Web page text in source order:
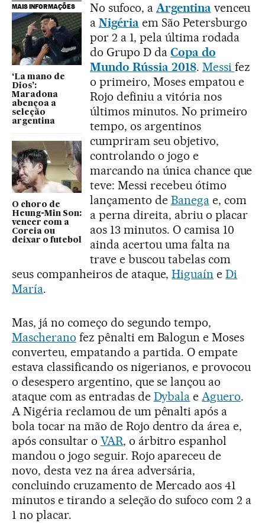
MAIS INFORMAÇÕES
‘La mano de
Dios’:
Maradona
abençoa a
seleção
argentina
O choro de
Heung-Min Son:
vencer com a
Coreia ou
deixar o futebol
No sufoco, a Argentina venceu
a Nigéria em São Petersburgo
por 2 a 1, pela última rodada
do Grupo D da Copa do
Mundo Rússia 2018. Messi fez
o primeiro, Moses empatou e
Rojo definiu a vitória nos
últimos minutos. No primeiro
tempo, os argentinos
cumpriram seu objetivo,
controlando o jogo e
marcando na única chance que
teve: Messi recebeu ótimo
lançamento de Banegae, com
a perna direita, abriu o placar
aos 13 minutos. O camisa 10
ainda acertou uma falta na
trave e buscou tabelas com
seus companheiros de ataque,Higuaín eDi
María.
Mas, já no começo do segundo tempo,
Mascherano fez pênalti em Balogun e Moses
converteu, empatando a partida. O empate
estava classificando os nigerianos, e provocou
o desespero argentino, que se lançou ao
ataque com as entradas de Dybala eAguero.
A Nigéria reclamou de um pênalti após a
bola tocar na mão de Rojo dentro da área e,
após consultar o VAR, o árbitro espanhol
mandou o jogo seguir. Rojo apareceu de
novo, desta vez na área adversária,
concluindo cruzamento de Mercado aos 41
minutos e tirando a seleção do sufoco com 2 a
1 no placar.